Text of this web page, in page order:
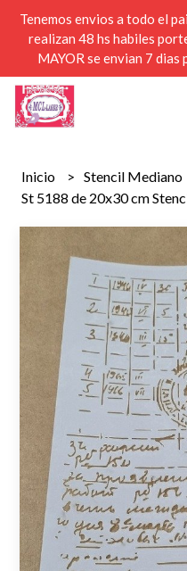
Tenemos envios a todo el
realizan 48 hs habiles
MAYOR se envian 7
Inicio Stencil Mediano
St 5188 de 20x30 cm